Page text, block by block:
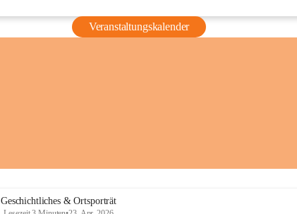
Veranstaltungskalender
Geschichtliches & Ortsporträt